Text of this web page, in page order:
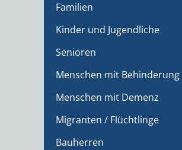
Familien
Kinder und Jugendliche
Senioren
Menschen mit Behinderung
Menschen mit Demenz
Migranten / Flüchtlinge
Bauherren